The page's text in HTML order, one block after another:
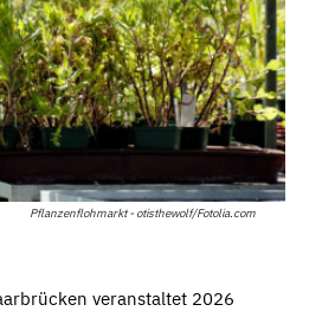
Pflanzenflohmarkt - otisthewolf/Fotolia.com
veranstaltet 2026